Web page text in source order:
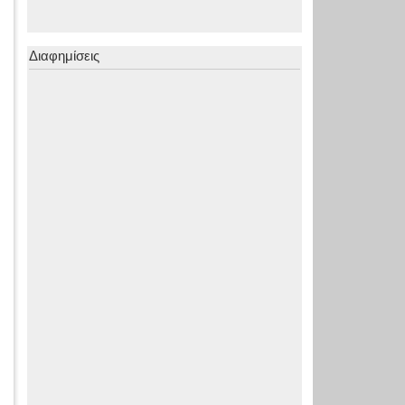
Διαφημίσεις